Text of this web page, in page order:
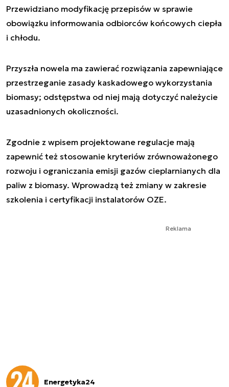
Przewidziano modyfikację przepisów w sprawie
obowiązku informowania odbiorców końcowych ciepła
i chłodu.
Przyszła nowela ma zawierać rozwiązania zapewniające
przestrzeganie zasady kaskadowego wykorzystania
biomasy; odstępstwa od niej mają dotyczyć należycie
uzasadnionych okoliczności.
Zgodnie z wpisem projektowane regulacje mają
zapewnić też stosowanie kryteriów zrównoważonego
rozwoju i ograniczania emisji gazów cieplarnianych dla
paliw z biomasy. Wprowadzą też zmiany w zakresie
szkolenia i certyfikacji instalatorów OZE.
Reklama
Energetyka24